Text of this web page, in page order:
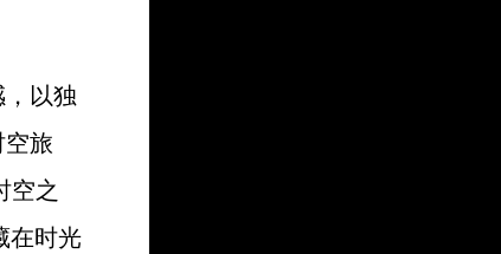
以独
旅
空之
在时光